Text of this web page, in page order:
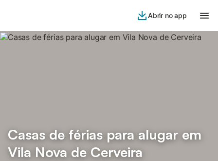
Abrir no app
Casas de férias para alugar em
Vila Nova de Cerveira